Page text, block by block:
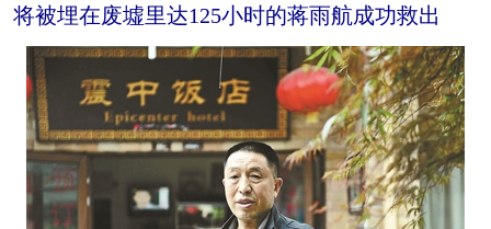
将被埋在废墟里达125小时的蒋雨航成功救出